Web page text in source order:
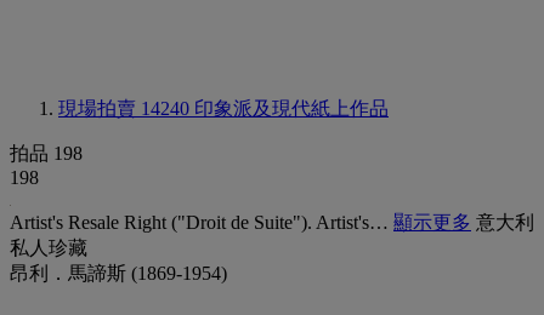
現場拍賣 14240 印象派及現代紙上作品
拍品 198
198
Artist's Resale Right ("Droit de Suite"). Artist's… 顯示更多 意大利
私人珍藏
昂利．馬諦斯 (1869-1954)